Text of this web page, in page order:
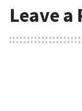
Leave a